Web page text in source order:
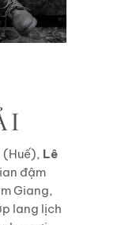
(Huế), Lê
đậm
Giang,
lang lịch